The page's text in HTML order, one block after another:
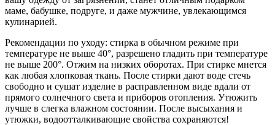
маме, бабушке, подруге, и даже мужчине, увлекающимся
кулинарией.
Рекомендации по уходу: стирка в обычном режиме при
температуре не выше 40°, разрешено гладить при температуре
не выше 200°. Отжим на низких оборотах. При стирке мнется
как любая хлопковая ткань. После стирки дают воде стечь
свободно и сушат изделие в расправленном виде вдали от
прямого солнечного света и приборов отопления. Утюжить
лучше в слегка влажном состоянии. После высыхания и
утюжки, водоотталкивающие свойства сохраняются!